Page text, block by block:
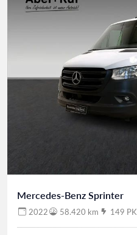
Mercedes-Benz Sprinter
2022 58.420 km 149 PK